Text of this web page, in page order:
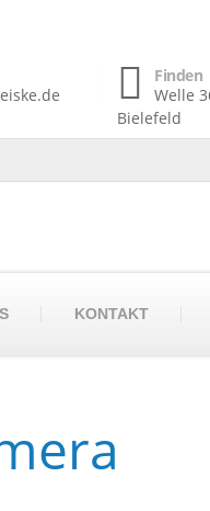
Finden
Welle
Bielefeld
KONTAKT